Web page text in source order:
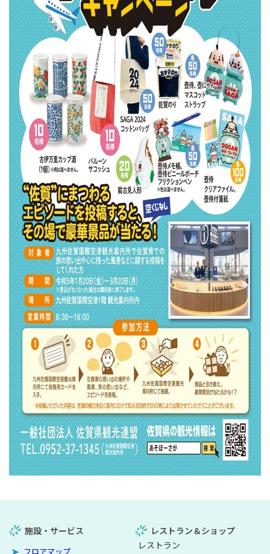
施設・サービス
フロアマップ
レストラン＆ショップ
レストラン